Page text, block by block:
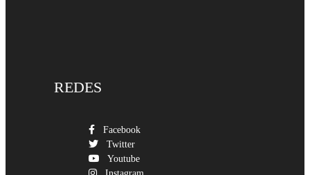
REDES
Facebook
Twitter
Youtube